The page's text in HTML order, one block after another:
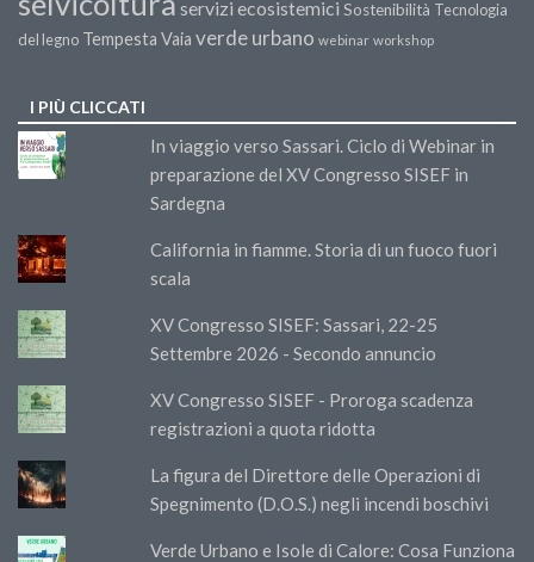
servizi ecosistemici Sostenibilità Tecnologia
del legno Tempesta Vaia verde urbano webinar workshop
I PIÙ CLICCATI
In viaggio verso Sassari. Ciclo di Webinar in
preparazione del XV Congresso SISEF in
Sardegna
California in fiamme. Storia di un fuoco fuori
scala
XV Congresso SISEF: Sassari, 22-25
Settembre 2026 - Secondo annuncio
XV Congresso SISEF - Proroga scadenza
registrazioni a quota ridotta
La figura del Direttore delle Operazioni di
Spegnimento (D.O.S.) negli incendi boschivi
Verde Urbano e Isole di Calore: Cosa Funziona